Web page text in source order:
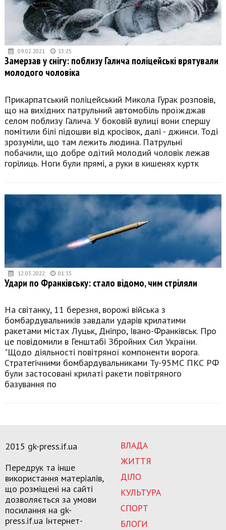
09.02.2021 13:25
Замерзав у снігу: поблизу Галича поліцейські врятували
молодого чоловіка
Прикарпатський поліцейський Микола Гурак розповів,
що на вихідних патрульний автомобіль проїжджав
селом поблизу Галича. У боковій вулиці вони спершу
помітили білі підошви від кросівок, далі - джинси. Тоді
зрозуміли, що там лежить людина. Патрульні
побачили, що добре одітий молодий чоловік лежав
горілиць. Ноги були прямі, а руки в кишенях куртк
12.03.2022 01:35
Удари по Франківську: стало відомо, чим стріляли
На світанку, 11 березня, ворожі війська з
бомбардувальників завдали ударів крилатими
ракетами містах Луцьк, Дніпро, Івано-Франківськ. Про
це повідомили в Генштабі Збройних Сил України.
"Щодо діяльності повітряної компоненти ворога.
Стратегічними бомбардувальниками Ту-95МС ПКС РФ
були застосовані крилаті ракети повітряного
базування по
ВЛАДА
ЖИТТЯ
ДІЛО
КУЛЬТУРА
СПОРТ
БЛОГИ
2015 gk-press.if.ua
Передрук та інше
використання матеріалів,
що розміщені на сайті
дозволяється за умови
посилання на gk-
press.if.ua Інтернет-